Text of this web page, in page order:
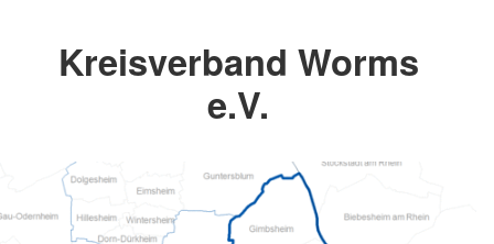
Kreisverband Worms
e.V.